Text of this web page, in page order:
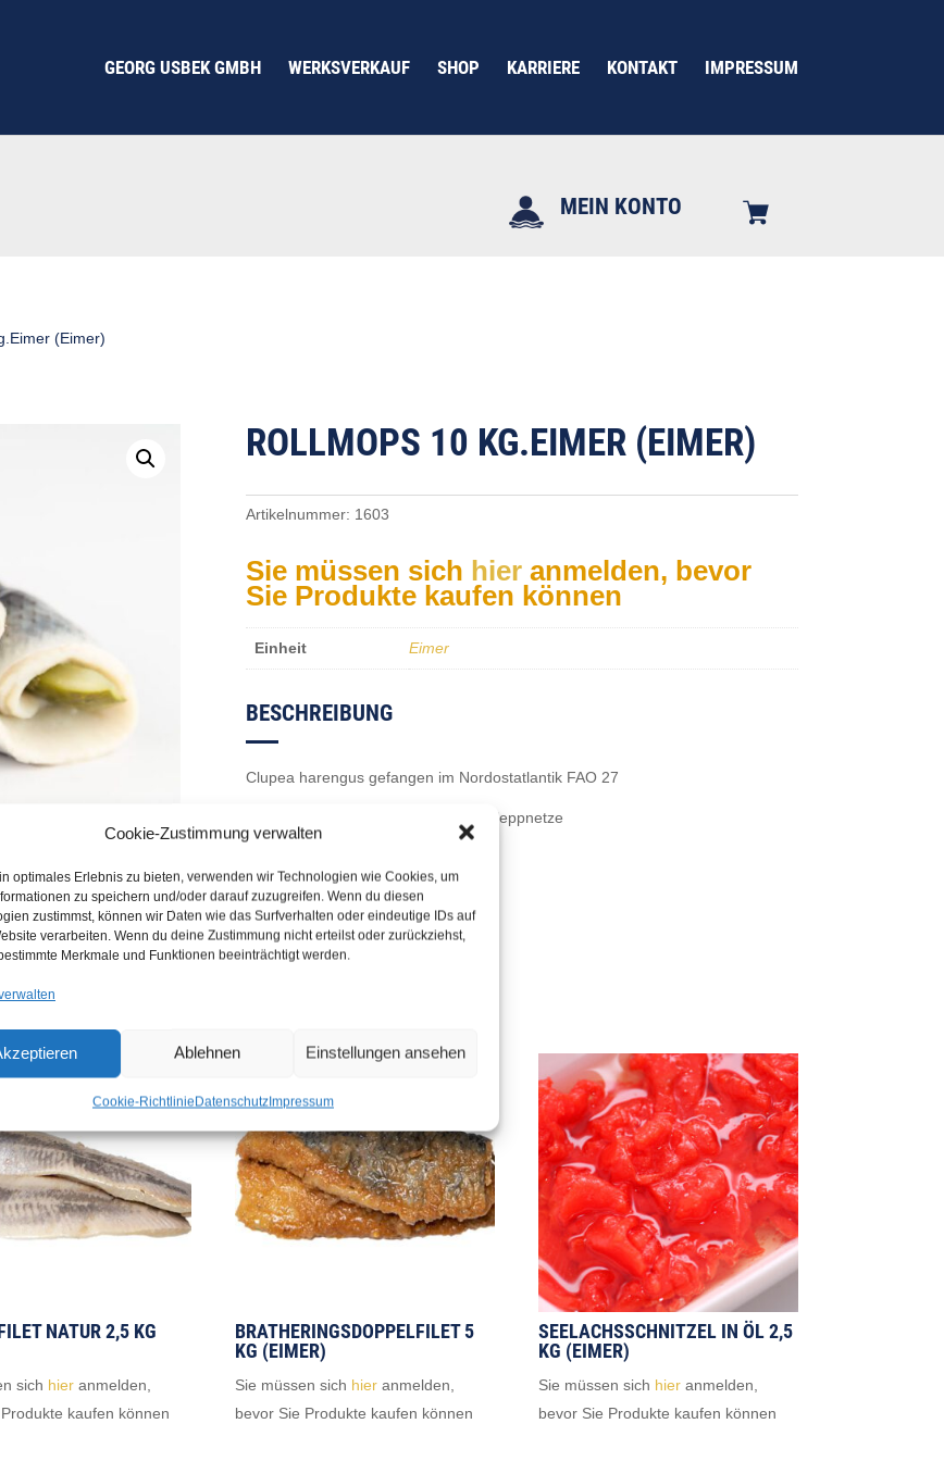
Cookie-Zustimmung verwalten
optimales Erlebnis zu bieten, verwenden wir Technologien wie Cookies, um
zu speichern und/oder darauf zuzugreifen. Wenn du diesen
zustimmst, können wir Daten wie das Surfverhalten oder eindeutige IDs auf
verarbeiten. Wenn du deine Zustimmung nicht erteilst oder zurückziehst,
Merkmale und Funktionen beeinträchtigt werden.
Ablehnen Einstellungen ansehen
Cookie-RichtlinieDatenschutzImpressum
GEORG USBEK GMBH WERKSVERKAUF SHOP KARRIERE KONTAKT IMPRESSUM
MEIN KONTO
(Eimer)
ROLLMOPS 10 KG.EIMER (EIMER)
Artikelnummer: 1603
Sie müssen sich hieranmelden, bevor
Sie Produkte kaufen können
Einheit Eimer
BESCHREIBUNG
Clupea harengus gefangen im Nordostatlantik FAO 27
IVa; Umschließungs- Hebe- und Schleppnetze
NATUR 2,5 KG
sich hier anmelden,
kaufen können
BRATHERINGSDOPPELFILET 5
KG (EIMER)
Sie müssen sich hier anmelden,
bevor Sie Produkte kaufen können
SEELACHSSCHNITZEL IN ÖL 2,5
KG (EIMER)
Sie müssen sich hier anmelden,
bevor Sie Produkte kaufen können